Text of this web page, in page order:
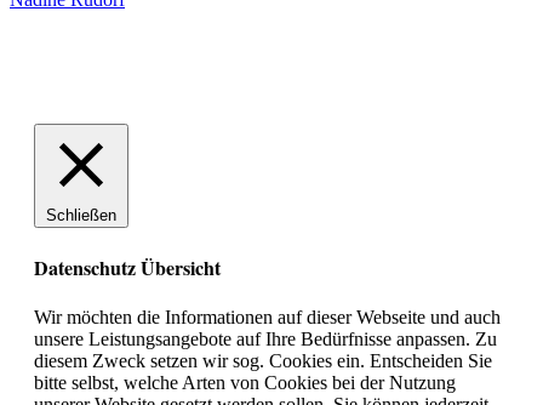
Schließen
Datenschutz Übersicht
Wir möchten die Informationen auf dieser Webseite und auch
unsere Leistungsangebote auf Ihre Bedürfnisse anpassen. Zu
diesem Zweck setzen wir sog. Cookies ein. Entscheiden Sie
bitte selbst, welche Arten von Cookies bei der Nutzung